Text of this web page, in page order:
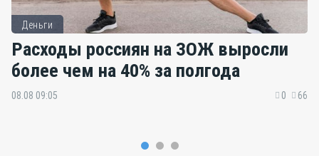
Деньги
Расходы россиян на ЗОЖ выросли
более чем на 40% за полгода
08.08 09:05 0 66